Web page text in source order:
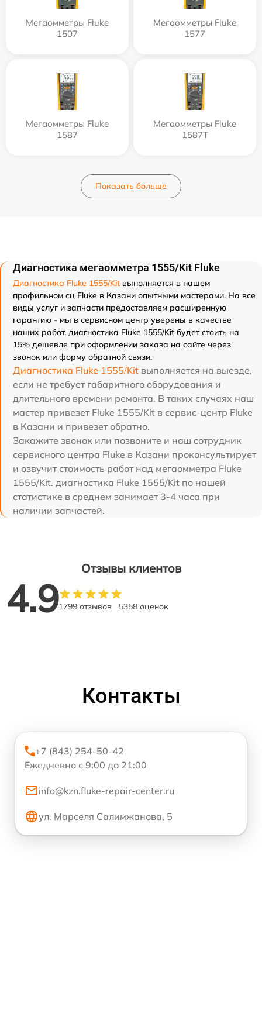
Мегаомметры Fluke
1507
Мегаомметры Fluke
1577
Мегаомметры Fluke
1587
Мегаомметры Fluke
1587T
Показать больше
Диагностика мегаомметра 1555/Kit Fluke
Диагностика Fluke 1555/Kit выполняется в нашем
профильном сц Fluke в Казани опытными мастерами. На все
виды услуг и запчасти предоставляем расширенную
гарантию - мы в сервисном центр уверены в качестве
наших работ. диагностика Fluke 1555/Kit будет стоить на
15% дешевле при оформлении заказа на сайте через
звонок или форму обратной связи.
Диагностика Fluke 1555/Kit выполняется на выезде,
если не требует габаритного оборудования и
длительного времени ремонта. В таких случаях наш
мастер привезет Fluke 1555/Kit в сервис-центр Fluke
в Казани и привезет обратно.
Закажите звонок или позвоните и наш сотрудник
сервисного центра Fluke в Казани проконсультирует
и озвучит стоимость работ над мегаомметра Fluke
1555/Kit. диагностика Fluke 1555/Kit по нашей
статистике в среднем занимает 3-4 часа при
наличии запчастей.
Отзывы клиентов
4.91799 отзывов 5358 оценок
Контакты
+7 (843) 254-50-42
Ежедневно с 9:00 до 21:00
info@kzn.fluke-repair-center.ru
ул. Марселя Салимжанова, 5